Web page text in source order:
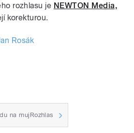
rozhlasu je NEWTON Media,
korekturou.
Rosák
na mujRozhlas